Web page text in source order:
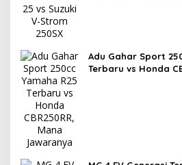
Adu Gahar Sport
Terbaru vs Honda